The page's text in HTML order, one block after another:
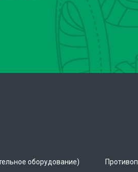
оборудование)